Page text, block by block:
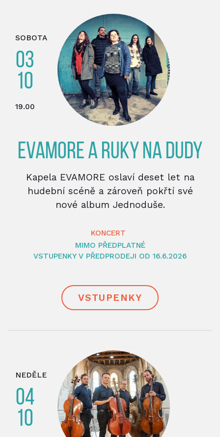
SOBOTA
03
10
19.00
EVAMORE A RUKY NA DUDY
Kapela EVAMORE oslaví deset let na
hudební scéně a zároveň pokřtí své
nové album Jednoduše.
KONCERT
MIMO PŘEDPLATNÉ
VSTUPENKY V PŘEDPRODEJI OD 16.6.2026
VSTUPENKY
NEDĚLE
04
10